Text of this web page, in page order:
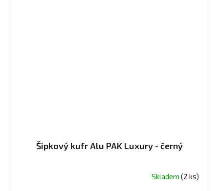
Šipkový kufr Alu PAK Luxury - černý
Skladem (2 ks)